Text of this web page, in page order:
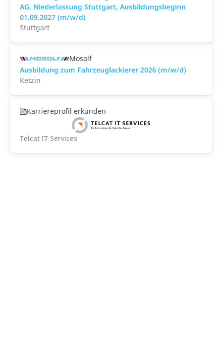
AG, Niederlassung Stuttgart, Ausbildungsbeginn
01.09.2027 (m/w/d)
Stuttgart
Mosolf
Ausbildung zum Fahrzeuglackierer 2026 (m/w/d)
Ketzin
Karriereprofil erkunden
Telcat IT Services